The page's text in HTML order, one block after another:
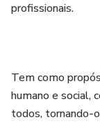
profissionais.
Tem como
humano e social,
todos, tornando-